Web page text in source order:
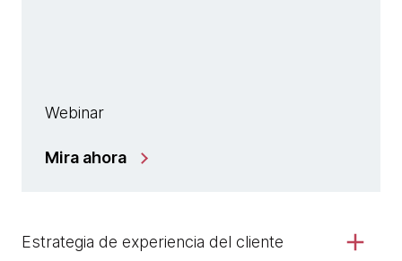
Webinar
Mira ahora
Estrategia de experiencia del cliente